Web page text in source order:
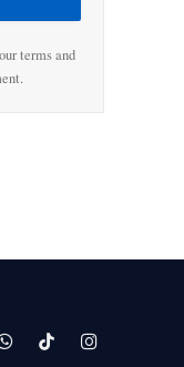
terms and
WhatsAppTikTokInstagram